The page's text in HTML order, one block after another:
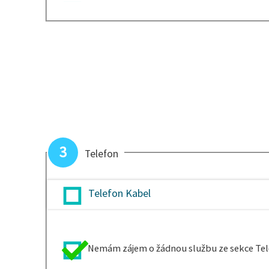
3 Telefon
Telefon Kabel
Nemám zájem o žádnou službu ze sekce